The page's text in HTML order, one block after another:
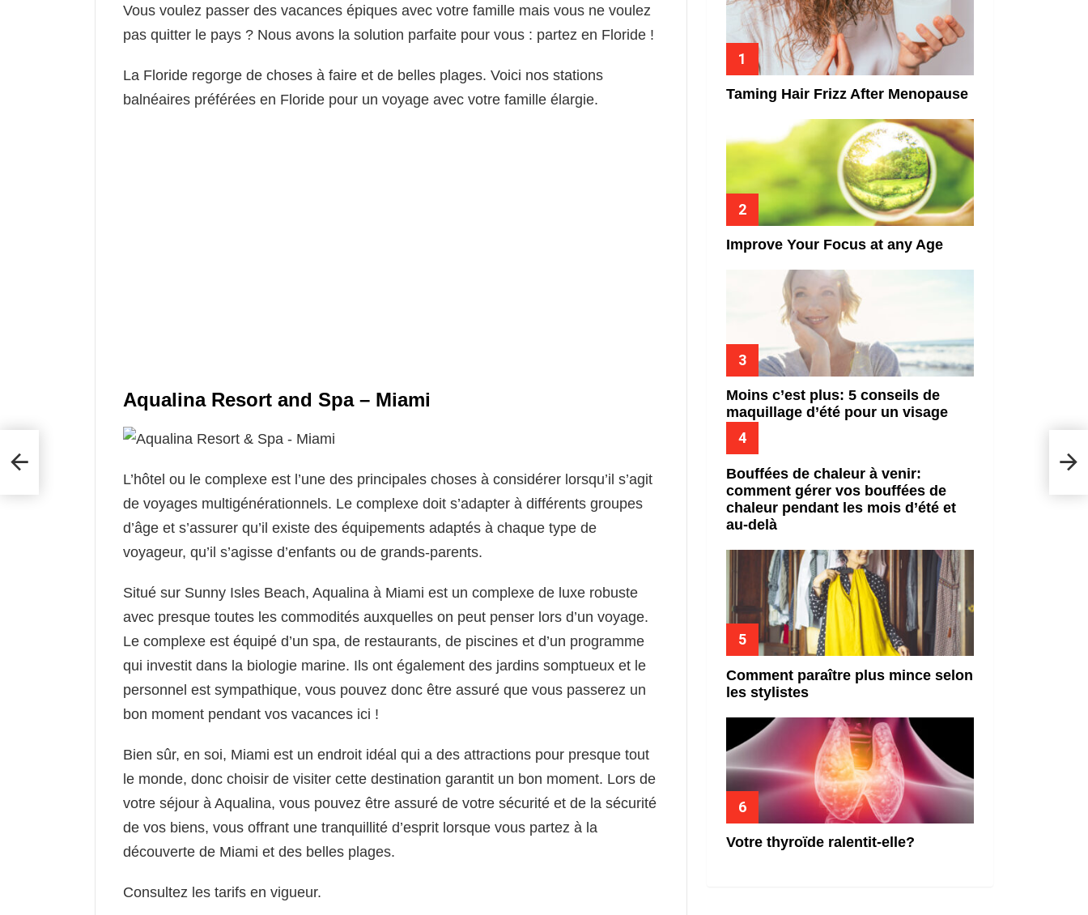
Vous voulez passer des vacances épiques avec votre famille mais vous ne voulez
pas quitter le pays ? Nous avons la solution parfaite pour vous : partez en Floride !
La Floride regorge de choses à faire et de belles plages. Voici nos stations
balnéaires préférées en Floride pour un voyage avec votre famille élargie.
Aqualina Resort and Spa – Miami
L’hôtel ou le complexe est l’une des principales choses à considérer lorsqu’il s’agit
de voyages multigénérationnels. Le complexe doit s’adapter à différents groupes
d’âge et s’assurer qu’il existe des équipements adaptés à chaque type de
voyageur, qu’il s’agisse d’enfants ou de grands-parents.
Situé sur Sunny Isles Beach, Aqualina à Miami est un complexe de luxe robuste
avec presque toutes les commodités auxquelles on peut penser lors d’un voyage.
Le complexe est équipé d’un spa, de restaurants, de piscines et d’un programme
qui investit dans la biologie marine. Ils ont également des jardins somptueux et le
personnel est sympathique, vous pouvez donc être assuré que vous passerez un
bon moment pendant vos vacances ici !
Bien sûr, en soi, Miami est un endroit idéal qui a des attractions pour presque tout
le monde, donc choisir de visiter cette destination garantit un bon moment. Lors de
votre séjour à Aqualina, vous pouvez être assuré de votre sécurité et de la sécurité
de vos biens, vous offrant une tranquillité d’esprit lorsque vous partez à la
découverte de Miami et des belles plages.
Consultez les tarifs en vigueur.
10
Taming Hair Frizz After Menopause
Improve Your Focus at any Age
Moins c’est plus: 5 conseils de
maquillage d’été pour un visage
frais
Bouffées de chaleur à venir:
comment gérer vos bouffées de
chaleur pendant les mois d’été et
au-delà
Comment paraître plus mince selon
les stylistes
Votre thyroïde ralentit-elle?